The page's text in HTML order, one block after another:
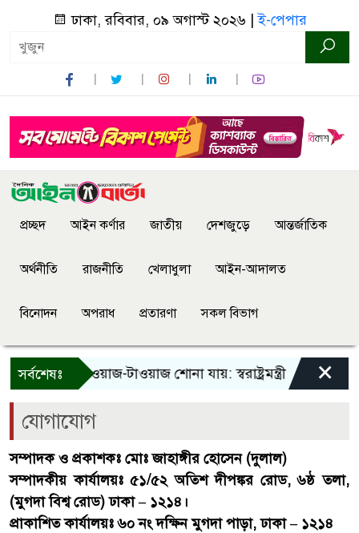
ঢাকা, রবিবার, ০৯ অগাস্ট ২০২৬ |ই-পেপার
প্রচ্ছদ আইন কর্ণার জাতীয় দেশজুড়ে আন্তর্জাতিক
অর্থনীতি রাজনীতি খেলাধুলা আইন-আদালত
বিনোদন অপরাধ প্রতারণা সকল বিভাগ
সর্বশেষঃশুধু আওয়াজ-টাওয়াজ শোনা যায়: স্বরাষ্ট্রমন্ত্রী তিন
×
যোগাযোগ
সম্পাদক ও প্রকাশকঃ মোঃ জাহাঙ্গীর হোসেন (দুলাল)
সম্পাদকীয় কার্যালয়ঃ ৫১/৫২ অতিশ দীপঙ্কর রোড, ৬ষ্ঠ তলা,
(মুগদা বিশ্ব রোড) ঢাকা – ১২১৪।
প্রাকাশিত কার্যালয়ঃ ৬০ নং দক্ষিন মুগদা পাড়া, ঢাকা – ১২১৪